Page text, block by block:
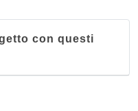
con questi